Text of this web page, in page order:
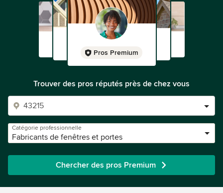
Pros Premium
Trouver des pros réputés près de chez vous
Catégorie professionnelle
Fabricants de fenêtres et portes
Chercher des pros Premium